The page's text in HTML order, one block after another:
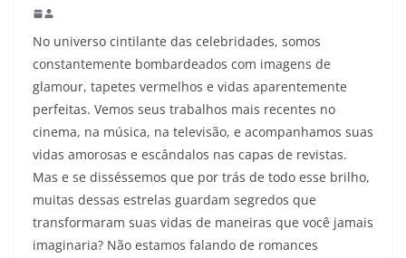
No universo cintilante das celebridades, somos
constantemente bombardeados com imagens de
glamour, tapetes vermelhos e vidas aparentemente
perfeitas. Vemos seus trabalhos mais recentes no
cinema, na música, na televisão, e acompanhamos suas
vidas amorosas e escândalos nas capas de revistas.
Mas e se disséssemos que por trás de todo esse brilho,
muitas dessas estrelas guardam segredos que
transformaram suas vidas de maneiras que você jamais
imaginaria? Não estamos falando de romances